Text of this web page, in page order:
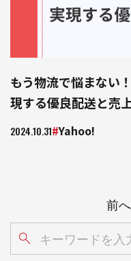
もう物流で悩まない
現する優良配送と売
2024.10.31 Yahoo!
の
ペ
前へ